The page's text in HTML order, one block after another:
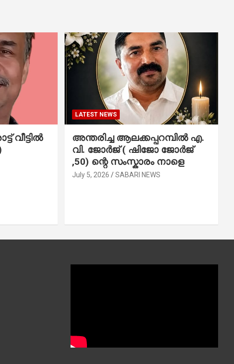
വീട്ടിൽ
LATEST NEWS
അന്തരിച്ച ആ​ല​ക്ക​പ്പ​റമ്പിൽ​ എ.​
വി. ജോ​ർ​ജ് ( ഷിജോ ജോർജ്
,50) ന്റെ സംസ്കാരം നാളെ
July 5, 2026 SABARI NEWS